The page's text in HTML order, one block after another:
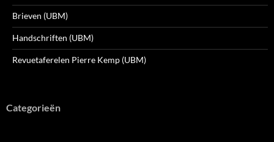
Brieven (UBM)
Handschriften (UBM)
Revuetaferelen Pierre Kemp (UBM)
Categorieën